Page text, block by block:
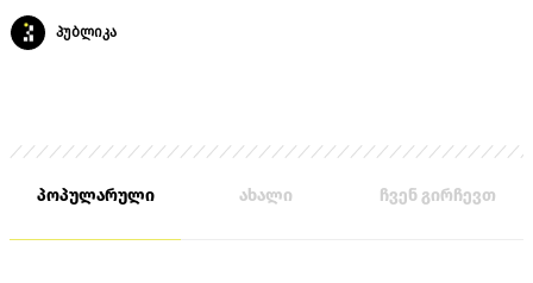
პუბლიკა
პოპულარული ახალი ჩვენ გირჩევთ